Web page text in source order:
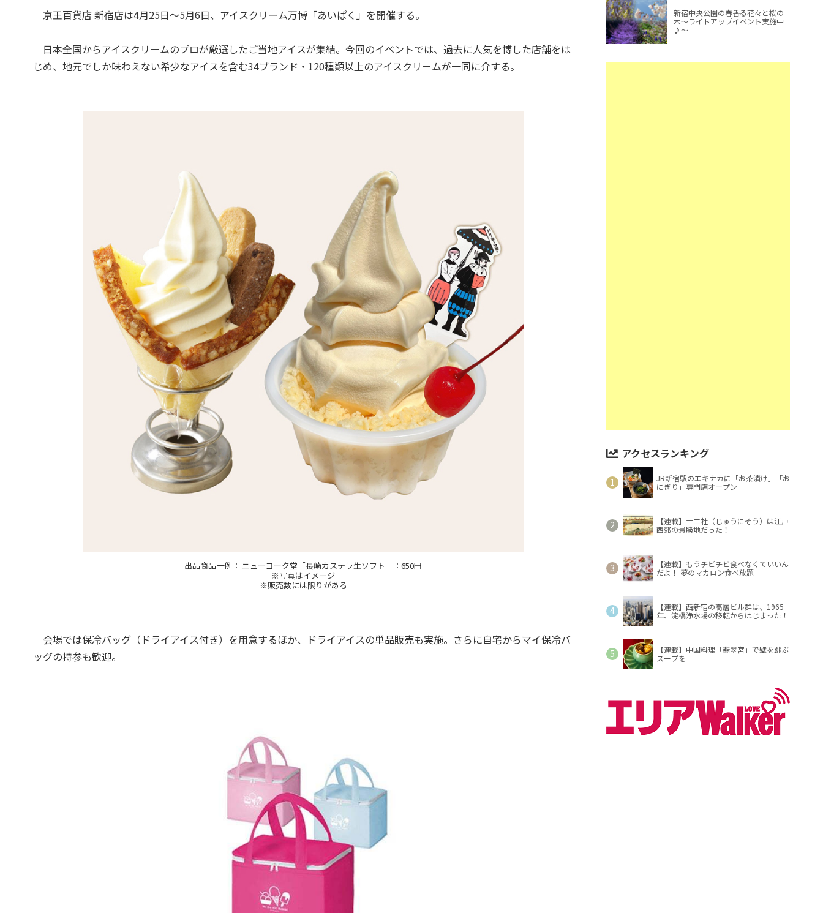
京王百貨店 新宿店は4月25日～5月6日、アイスクリーム万博「あいぱく」を開催する。
日本全国からアイスクリームのプロが厳選したご当地アイスが集結。今回のイベントでは、過去に人気を博した店舗をは
じめ、地元でしか味わえない希少なアイスを含む34ブランド・120種類以上のアイスクリームが一同に介する。
出品商品一例： ニューヨーク堂「長崎カステラ生ソフト」：650円
※写真はイメージ
※販売数には限りがある
会場では保冷バッグ（ドライアイス付き）を用意するほか、ドライアイスの単品販売も実施。さらに自宅からマイ保冷バ
ッグの持参も歓迎。
新宿中央公園の春香る花々と桜の
木～ライトアップイベント実施中
♪～
アクセスランキング
JR新宿駅のエキナカに「お茶漬け」「お
にぎり」専門店オープン
【連載】十二社（じゅうにそう）は江戸
西郊の景勝地だった！
【連載】もうチビチビ食べなくていいん
だよ！ 夢のマカロン食べ放題
【連載】西新宿の高層ビル群は、1965
年、淀橋浄水場の移転からはじまった！
【連載】中国料理「翡翠宮」で壁を跳ぶ
スープを